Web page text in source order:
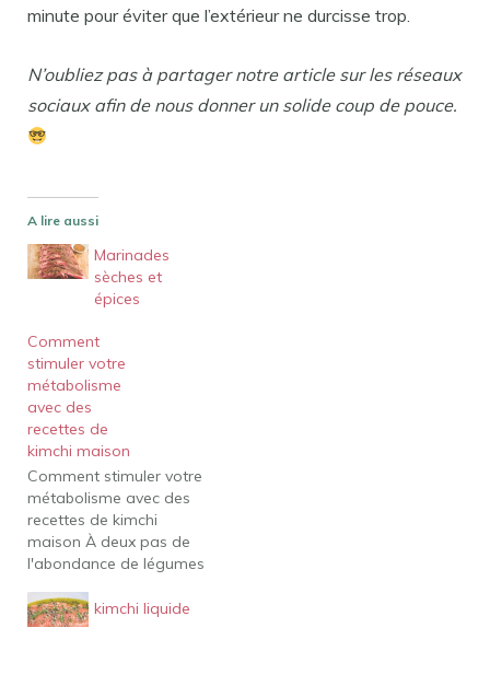
minute pour éviter que l’extérieur ne durcisse trop.
N’oubliez pas à partager notre article sur les réseaux
sociaux afin de nous donner un solide coup de pouce.
A lire aussi
Marinades
sèches et
épices
Comment
stimuler votre
métabolisme
avec des
recettes de
kimchi maison
Comment stimuler votre
métabolisme avec des
recettes de kimchi
maison À deux pas de
l'abondance de légumes
demandent comment
utiliser les probiotiques
kimchi liquide